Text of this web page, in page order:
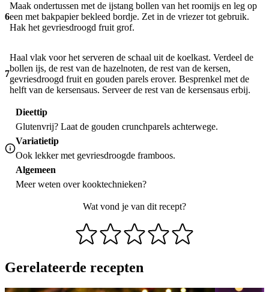
6
Maak ondertussen met de ijstang bollen van het roomijs en leg op
een met bakpapier bekleed bordje. Zet in de vriezer tot gebruik.
Hak het gevriesdroogd fruit grof.
7
Haal vlak voor het serveren de schaal uit de koelkast. Verdeel de
bollen ijs, de rest van de hazelnoten, de rest van de kersen,
gevriesdroogd fruit en gouden parels erover. Besprenkel met de
helft van de kersensaus. Serveer de rest van de kersensaus erbij.
Dieettip
Glutenvrij? Laat de gouden crunchparels achterwege.
Variatietip
Ook lekker met gevriesdroogde framboos.
Algemeen
Meer weten overkooktechnieken?
Wat vond je van dit recept?
Gerelateerde recepten